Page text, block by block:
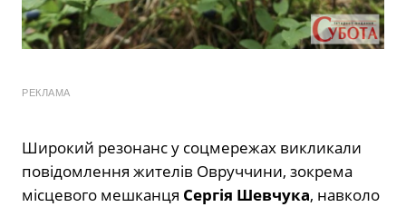
РЕКЛАМА
Широкий резонанс у соцмережах викликали
повідомлення жителів Овруччини, зокрема
місцевого мешканця Сергія Шевчука, навколо